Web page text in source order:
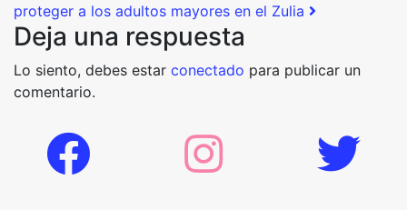
proteger a los adultos mayores en el Zulia
Deja una respuesta
Lo siento, debes estar conectado para publicar un
comentario.